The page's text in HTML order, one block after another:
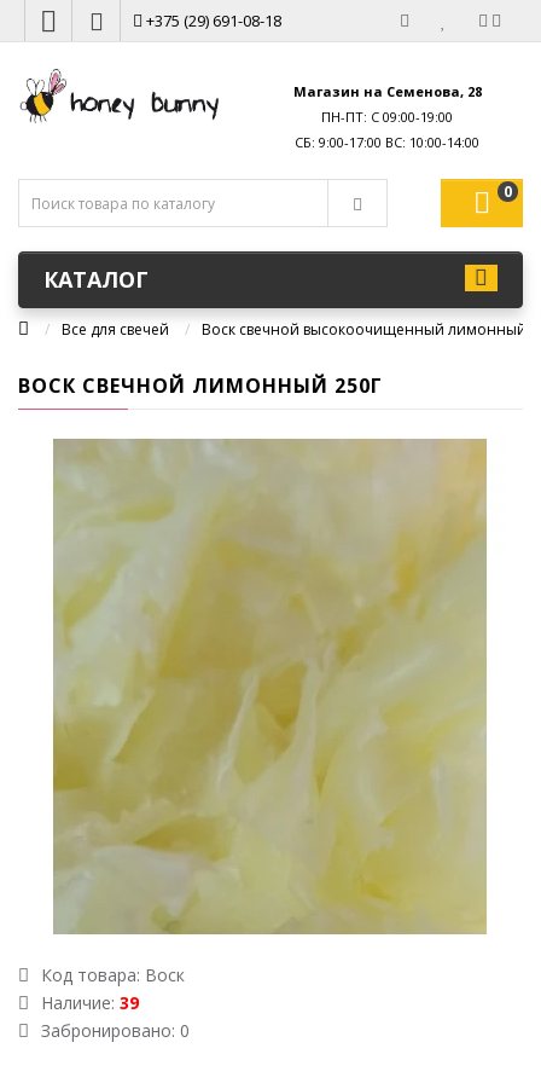
+375 (29) 691-08-18
Магазин на Семенова, 28
ПН-ПТ: С 09:00-19:00
0
КАТАЛОГ
Все для свечей Воск свечной высокоочищенный лимонный
ВОСК СВЕЧНОЙ ЛИМОННЫЙ 250Г
Код товара: Воск
Наличие: 39
Забронировано: 0